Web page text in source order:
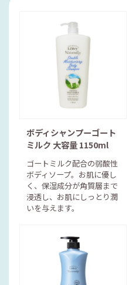
ボディシャンプーゴート
ミルク 大容量 1150ml
ゴートミルク配合の弱酸性
ボディソープ。お肌に優し
く、保湿成分が角質層まで
浸透し、お肌にしっとり潤
いを与えます。